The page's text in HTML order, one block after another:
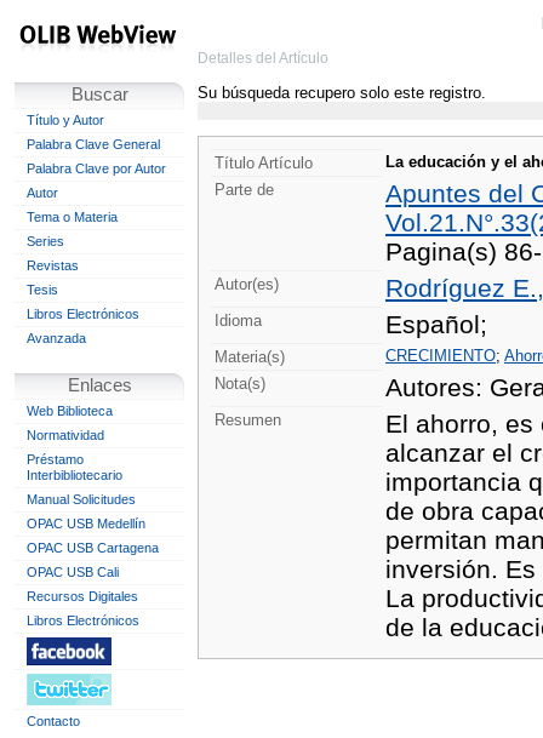
Buscar
Título y Autor
Palabra Clave General
Palabra Clave por Autor
Autor
Tema o Materia
Series
Revistas
Tesis
Libros Electrónicos
Avanzada
Enlaces
Web Biblioteca
Normatividad
Préstamo
Interbibliotecario
Manual Solicitudes
OPAC USB Medellín
OPAC USB Cartagena
OPAC USB Cali
Recursos Digitales
Libros Electrónicos
Contacto
Detalles del Artículo
Su búsqueda recupero solo este registro.
Título Artículo
La educación y el
Parte de
Apuntes del
Pagina(s)
Autor(es) Rodríguez
Idioma Español;
Materia(s) CRECIMIENTO;
Nota(s)
Autores:
Resumen
El ahorro,
alcanzar el
importancia
de obra
permitan
inversión.
La
de la